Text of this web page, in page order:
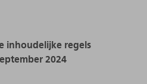
inhoudelijke regels
2024